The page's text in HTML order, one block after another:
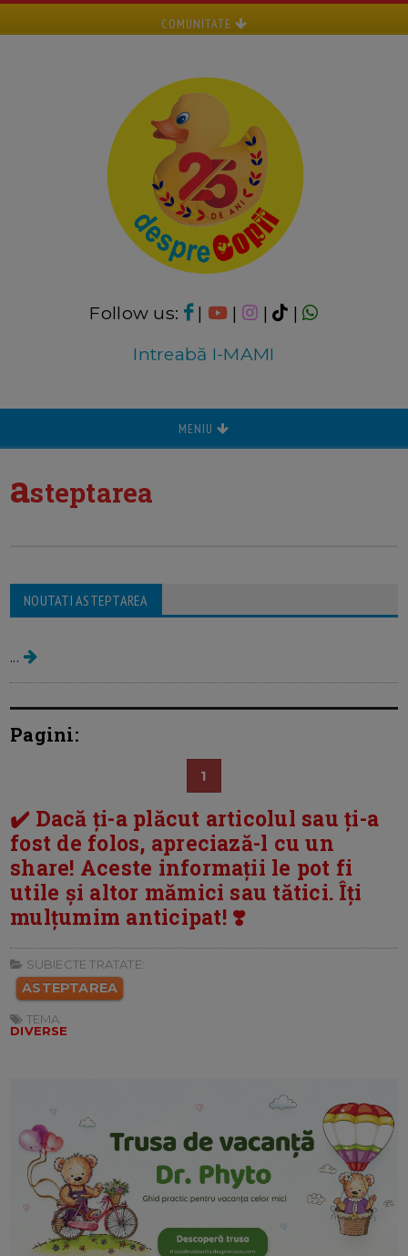
COMUNITATE
Follow us: | | |
|
Intreabă I-MAMI
MENIU
asteptarea
NOUTATI ASTEPTAREA
In asteptarea bebelusului acasa
...
Pagini:
1
✔️ Dacă ți-a plăcut articolul sau ți-a
fost de folos, apreciază-l cu un
share! Aceste informații le pot fi
utile și altor mămici sau tătici. Îți
mulțumim anticipat! ❣️
SUBIECTE TRATATE:
ASTEPTAREA
TEMA:
DIVERSE